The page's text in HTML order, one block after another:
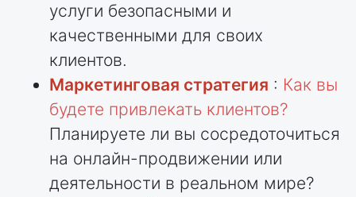
услуги безопасными и
качественными для своих
клиентов.
Маркетинговая стратегия : Как вы
будете привлекать клиентов?
Планируете ли вы сосредоточиться
на онлайн-продвижении или
деятельности в реальном мире?